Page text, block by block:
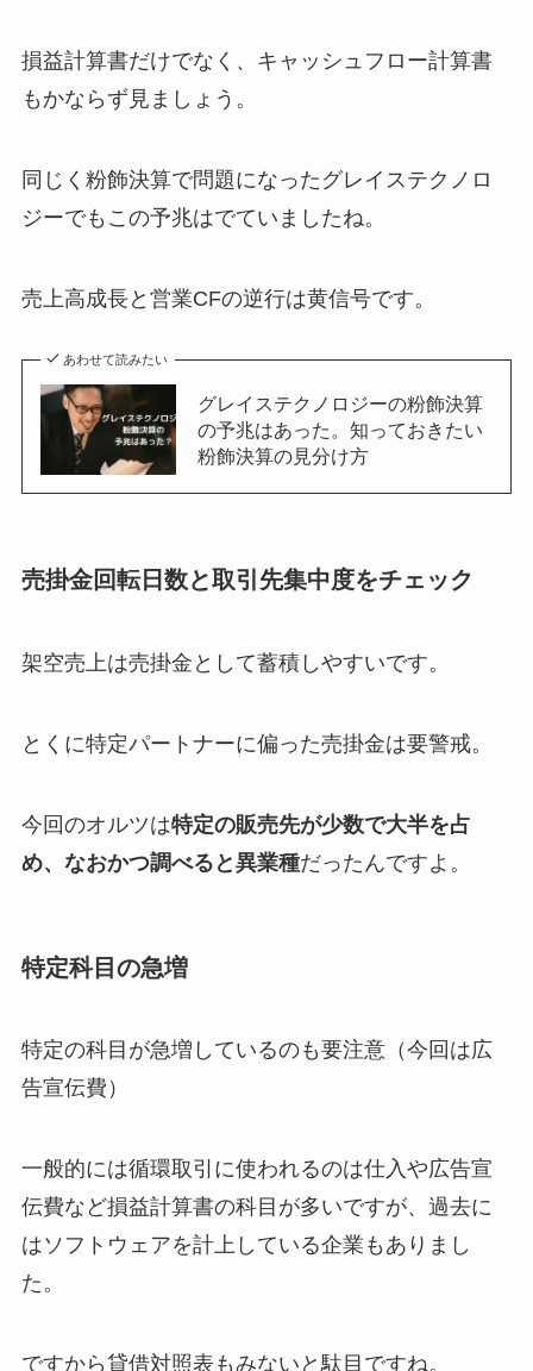
損益計算書だけでなく、キャッシュフロー計算書
もかならず見ましょう。
同じく粉飾決算で問題になったグレイステクノロ
ジーでもこの予兆はでていましたね。
売上高成長と営業CFの逆行は黄信号です。
あわせて読みたい
グレイステクノロジーの粉飾決算
の予兆はあった。知っておきたい
粉飾決算の見分け方
売掛金回転日数と取引先集中度をチェック
架空売上は売掛金として蓄積しやすいです。
とくに特定パートナーに偏った売掛金は要警戒。
今回のオルツは特定の販売先が少数で大半を占
め、なおかつ調べると異業種だったんですよ。
特定科目の急増
特定の科目が急増しているのも要注意（今回は広
告宣伝費）
一般的には循環取引に使われるのは仕入や広告宣
伝費など損益計算書の科目が多いですが、過去に
はソフトウェアを計上している企業もありまし
た。
ですから貸借対照表もみないと駄目ですね。